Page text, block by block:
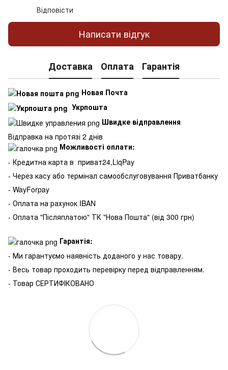
Відповісти
Написати відгук
Доставка Оплата Гарантія
Новая Почта
Укрпошта
Швидке відправлення
Відправка на протязі 2 днів
Можливості оплати:
- Кредитна карта в приват24,LiqPay
- Через касу або термінал самообслуговування Приватбанку
- WayForpay
- Оплата на рахунок IBAN
- Оплата "Післяплатою" ТК "Нова Пошта" (від 300 грн)
Гарантія:
- Ми гарантуємо наявність доданого у нас товару.
- Весь товар проходить перевірку перед відправленням.
- Товар СЕРТИФІКОВАНО